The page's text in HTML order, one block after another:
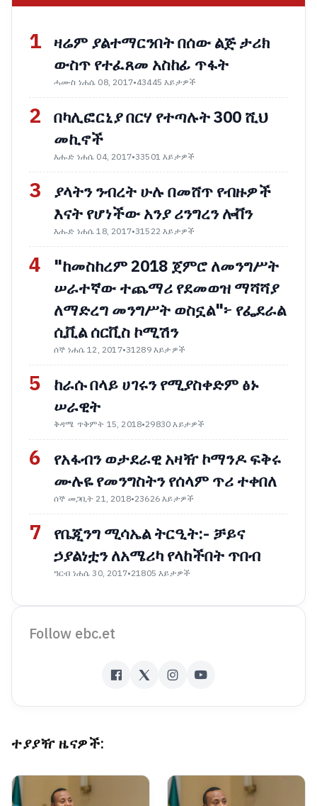
1 ዛሬም ያልተማርንበት በሰው ልጅ ታሪክ
ውስጥ የተፈጸመ አስከፊ ጥፋት
ሓሙስ ነሐሴ 08, 2017•43445 እይታዎች
2 በካሊፎርኒያ በርሃ የተጣሉት 300 ሺህ
መኪኖች
እሑድ ነሐሴ 04, 2017•33501 እይታዎች
3
ያላትን ንብረት ሁሉ በመሸጥ የብዙዎች
እናት የሆነችው አንያ ሪንግረን ሎቨን
እሑድ ነሐሴ 18, 2017•31522 እይታዎች
4
"ከመስከረም 2018 ጀምሮ ለመንግሥት
ሠራተኛው ተጨማሪ የደመወዝ ማሻሻያ
ለማድረግ መንግሥት ወስኗል"፦ የፌደራል
ሲቪል ሰርቪስ ኮሚሽን
ሰኞ ነሐሴ 12, 2017•31289 እይታዎች
5
ከራሱ በላይ ሀገሩን የሚያስቀድም ፅኑ
ሠራዊት
ቅዳሜ ጥቅምት 15, 2018•29830 እይታዎች
6
የአፋብን ወታደራዊ አዛዥ ኮማንዶ ፍቅሩ
ሙሉዬ የመንግስትን የሰላም ጥሪ ተቀበለ
ሰኞ መጋቢት 21, 2018•23626 እይታዎች
7
የቤጂንግ ሚሳኤል ትርዒት:- ቻይና
ኃያልነቷን ለአሜሪካ የላከችበት ጥበብ
ዓርብ ነሐሴ 30, 2017•21805 እይታዎች
Follow ebc.et
ተያያዥ ዜናዎች: